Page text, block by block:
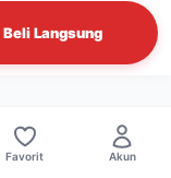
Beli Langsung
Favorit Akun